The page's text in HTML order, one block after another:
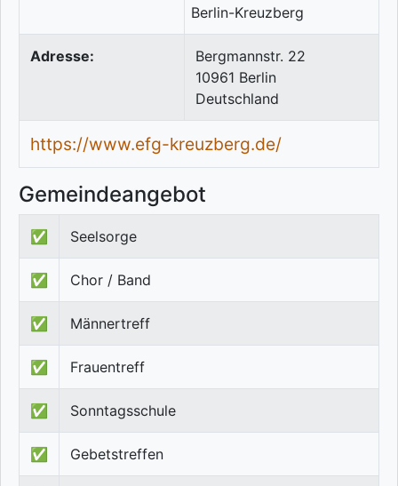
Adresse:
Bergmannstr. 22
10961 Berlin
Deutschland
https://www.efg-kreuzberg.de/
Gemeindeangebot
✅ Seelsorge
✅ Chor / Band
✅ Männertreff
✅ Frauentreff
✅ Sonntagsschule
✅ Gebetstreffen